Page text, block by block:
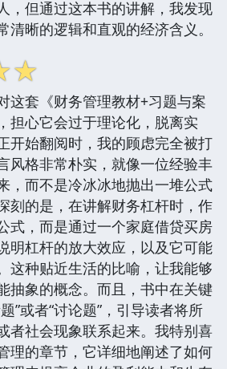
，但通过这本书的讲解，我发现
清晰的逻辑和直观的经济含义。
☆
这套《财务管理教材+习题与案
担心它会过于理论化，脱离实
开始翻阅时，我的顾虑完全被打
风格非常朴实，就像一位经验丰
，而不是冷冰冰地抛出一堆公式
刻的是，在讲解财务杠杆时，作
式，而是通过一个家庭借贷买房
明杠杆的放大效应，以及它可能
这种贴近生活的比喻，让我能够
抽象的概念。而且，书中在关键
”或者“讨论题”，引导读者将所
者社会现象联系起来。我特别喜
理的章节，它详细地阐述了如何